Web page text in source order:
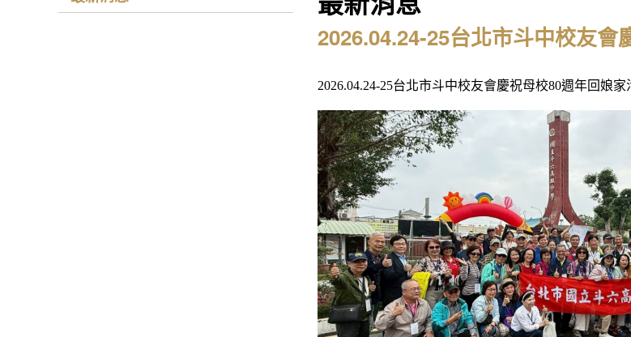
2026.04.24-25台北市斗中校友會
2026.04.24-25台北市斗中校友會慶祝母校80週年回娘家